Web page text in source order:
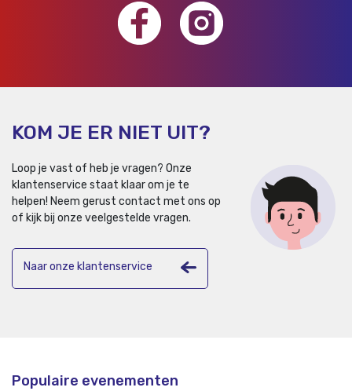
KOM JE ER NIET UIT?
Loop je vast of heb je vragen? Onze
klantenservice staat klaar om je te
helpen! Neem gerust contact met ons op
of kijk bij onze veelgestelde vragen.
Naar onze klantenservice
Populaire evenementen